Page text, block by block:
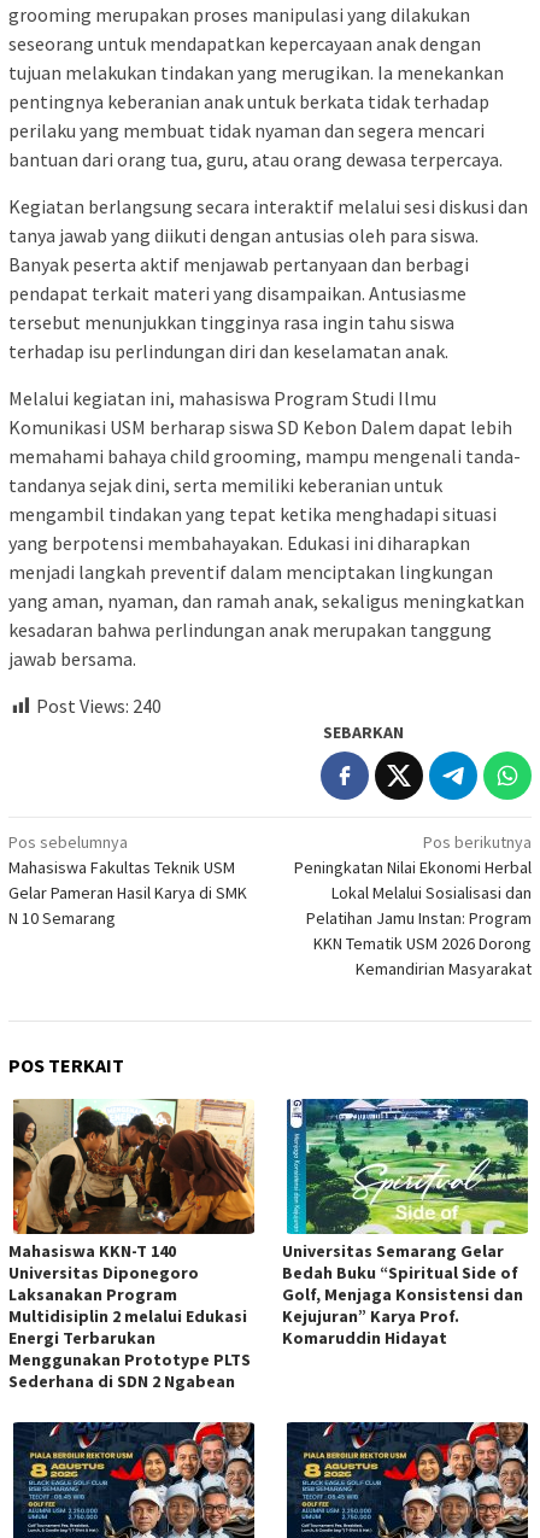
grooming merupakan proses manipulasi yang dilakukan
seseorang untuk mendapatkan kepercayaan anak dengan
tujuan melakukan tindakan yang merugikan. Ia menekankan
pentingnya keberanian anak untuk berkata tidak terhadap
perilaku yang membuat tidak nyaman dan segera mencari
bantuan dari orang tua, guru, atau orang dewasa terpercaya.
Kegiatan berlangsung secara interaktif melalui sesi diskusi dan
tanya jawab yang diikuti dengan antusias oleh para siswa.
Banyak peserta aktif menjawab pertanyaan dan berbagi
pendapat terkait materi yang disampaikan. Antusiasme
tersebut menunjukkan tingginya rasa ingin tahu siswa
terhadap isu perlindungan diri dan keselamatan anak.
Melalui kegiatan ini, mahasiswa Program Studi Ilmu
Komunikasi USM berharap siswa SD Kebon Dalem dapat lebih
memahami bahaya child grooming, mampu mengenali tanda-
tandanya sejak dini, serta memiliki keberanian untuk
mengambil tindakan yang tepat ketika menghadapi situasi
yang berpotensi membahayakan. Edukasi ini diharapkan
menjadi langkah preventif dalam menciptakan lingkungan
yang aman, nyaman, dan ramah anak, sekaligus meningkatkan
kesadaran bahwa perlindungan anak merupakan tanggung
jawab bersama.
Post Views: 240
SEBARKAN
Navigasi
pos
Pos sebelumnya
Mahasiswa Fakultas Teknik USM
Gelar Pameran Hasil Karya di SMK
N 10 Semarang
Pos berikutnya
Peningkatan Nilai Ekonomi Herbal
Lokal Melalui Sosialisasi dan
Pelatihan Jamu Instan: Program
KKN Tematik USM 2026 Dorong
Kemandirian Masyarakat
POS TERKAIT
Mahasiswa KKN-T 140
Universitas Diponegoro
Laksanakan Program
Multidisiplin 2 melalui Edukasi
Energi Terbarukan
Menggunakan Prototype PLTS
Sederhana di SDN 2 Ngabean
Universitas Semarang Gelar
Bedah Buku “Spiritual Side of
Golf, Menjaga Konsistensi dan
Kejujuran” Karya Prof.
Komaruddin Hidayat